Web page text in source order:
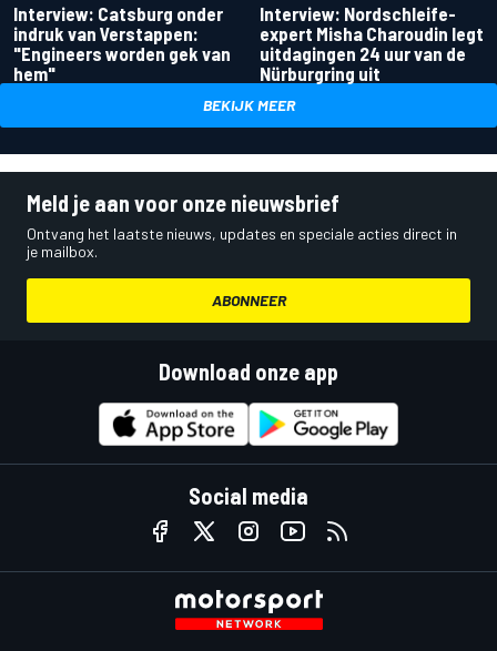
Interview: Catsburg onder
indruk van Verstappen:
"Engineers worden gek van
hem"
Interview: Nordschleife-
expert Misha Charoudin legt
uitdagingen 24 uur van de
Nürburgring uit
BEKIJK MEER
Meld je aan voor onze nieuwsbrief
Ontvang het laatste nieuws, updates en speciale acties direct in
je mailbox.
ABONNEER
Download onze app
Social media